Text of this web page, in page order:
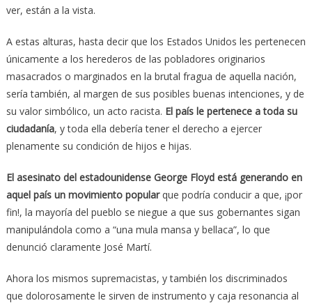
ver, están a la vista.
A estas alturas, hasta decir que los Estados Unidos les pertenecen
únicamente a los herederos de las pobladores originarios
masacrados o marginados en la brutal fragua de aquella nación,
sería también, al margen de sus posibles buenas intenciones, y de
su valor simbólico, un acto racista. El país le pertenece a toda su
ciudadanía, y toda ella debería tener el derecho a ejercer
plenamente su condición de hijos e hijas.
El asesinato del estadounidense George Floyd está generando en
aquel país un movimiento popularque podría conducir a que, ¡por
fin!, la mayoría del pueblo se niegue a que sus gobernantes sigan
manipulándola como a “una mula mansa y bellaca”, lo que
denunció claramente José Martí.
Ahora los mismos supremacistas, y también los discriminados
que dolorosamente le sirven de instrumento y caja resonancia al